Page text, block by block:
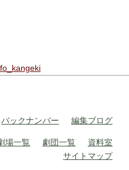
バックナンバー 編集ブログ
場一覧 劇団一覧
資料室
サイトマップ